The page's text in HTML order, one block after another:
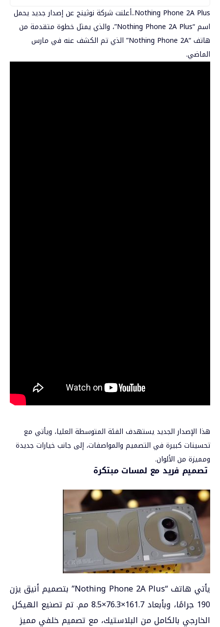
Nothing Phone 2A Plus..أعلنت شركة
نوثينج عن إصدار جديد يحمل
اسم “Nothing Phone 2A Plus”، والذي يمثل خطوة متقدمة من
هاتف “Nothing Phone 2A” الذي تم الكشف عنه في مارس
الماضي.
هذا الإصدار الجديد يستهدف الفئة المتوسطة العليا، ويأتي مع
تحسينات كبيرة في التصميم والمواصفات، إلى جانب خيارات جديدة
ومميزة من الألوان.
تصميم فريد مع لمسات مبتكرة
يأتي هاتف “Nothing Phone 2A Plus” بتصميم أنيق يزن
190 جرامًا، وبأبعاد 161.7×76.3×8.5 مم. تم تصنيع الهيكل
الخارجي بالكامل من البلاستيك، مع تصميم خلفي مميز